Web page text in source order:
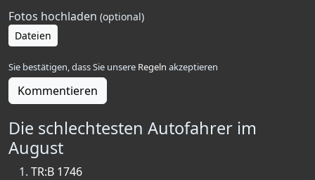
Fotos hochladen (optional)
Dateien
Sie bestätigen, dass Sie unsere Regeln akzeptieren
Kommentieren
Die schlechtesten Autofahrer im
August
TR:B 1746